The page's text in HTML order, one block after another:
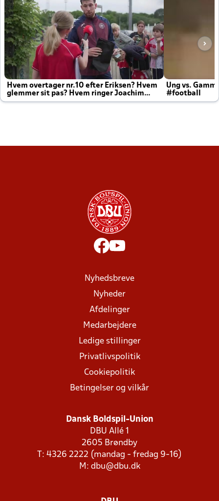
Hvem overtager nr.10 efter Eriksen? Hvem
glemmer sit pas? Hvem ringer Joachim
altid til efter kampe?
Ung vs.
#football
Nyhedsbreve
Nyheder
Afdelinger
Medarbejdere
Ledige stillinger
Privatlivspolitik
Cookiepolitik
Betingelser og vilkår
Dansk Boldspil-Union
DBU Allé 1
2605 Brøndby
T: 4326 2222 (mandag - fredag 9-16)
M: dbu@dbu.dk